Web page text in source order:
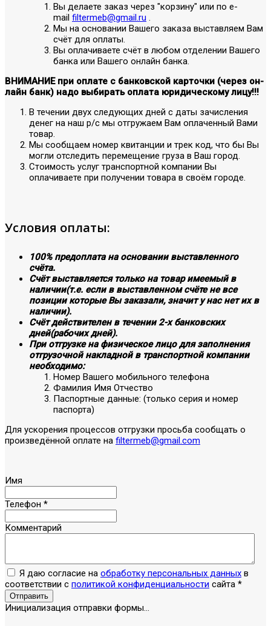
Вы делаете заказ через "корзину" или по е-
mail filtermeb@gmail.ru .
Мы на основании Вашего заказа выставляем Вам
счёт для оплаты.
Вы оплачиваете счёт в любом отделении Вашего
банка или Вашего онлайн банка.
ВНИМАНИЕ при оплате с банковской карточки (через он-
лайн банк) надо выбирать оплата юридическому лицу!!!
В течении двух следующих дней с даты зачисления
денег на наш р/с мы отгружаем Вам оплаченный Вами
товар.
Мы сообщаем номер квитанции и трек код, что бы Вы
могли отследить перемещение груза в Ваш город.
Стоимость услуг транспортной компании Вы
оплачиваете при получении товара в своём городе.
Условия оплаты:
100% предоплата на основании выставленного
счёта.
Счёт выставляется только на товар имеемый в
наличии(т.е. если в выставленном счёте не все
позиции которые Вы заказали, значит у нас нет их в
наличии).
Счёт действителен в течении 2-х банковских
дней(рабочих дней).
При отгрузке на физическое лицо для заполнения
отгрузочной накладной в транспортной компании
необходимо:
Номер Вашего мобильного телефона
Фамилия Имя Отчество
Паспортные данные: (только серия и номер
паспорта)
Для ускорения процессов отгрузки просьба сообщать о
произведённой оплате на filtermeb@gmail.com
Имя
Телефон *
Комментарий
Я даю согласие на обработку персональных данных в
соответствии с политикой конфиденциальности сайта *
Отправить
Инициализация отправки формы...